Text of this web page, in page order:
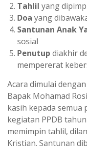
Tahlil yang
Doa yang
Santunan Anak
sosial
Penutup diakhir
mempererat
Acara dimulai
Bapak Mohamad
kasih kepada
kegiatan PPDB
memimpin tahlil,
Kristian. Santunan